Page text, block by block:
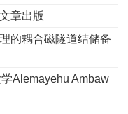
章出版
的耦合磁隧道结储备
Alemayehu Ambaw